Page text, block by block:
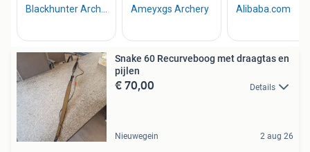
Snake 60 Recurveboog met draagtas en
pijlen
€ 70,00 Details
Nieuwegein 2 aug 26